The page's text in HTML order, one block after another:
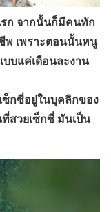
ก จากนั้นก็มีคนทัก
พ เพราะตอนนั้นหนู
บบแค่เดือนละงาน
ซี่อยู่ในบุคลิกของ
สวยเซ็กซี่ มันเป็น